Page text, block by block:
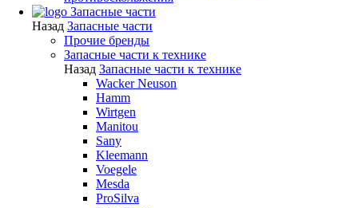
Запасные части
Назад Запасные части
Прочие бренды
Запасные части к технике
Назад Запасные части к технике
Wacker Neuson
Hamm
Wirtgen
Manitou
Sany
Kleemann
Voegele
Mesda
ProSilva